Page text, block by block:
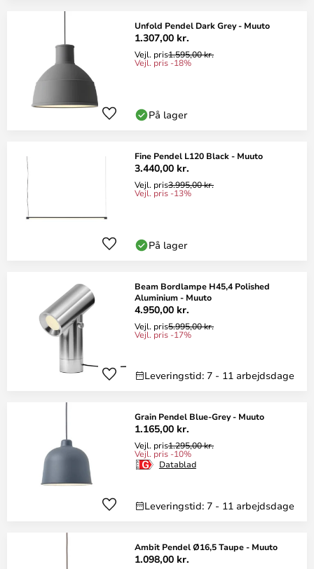
Unfold Pendel Dark Grey - Muuto
1.307,00 kr.
Vejl. pris1.595,00 kr.
Vejl. pris -18%
På lager
Fine Pendel L120 Black - Muuto
3.440,00 kr.
Vejl. pris3.995,00 kr.
Vejl. pris -13%
På lager
Beam Bordlampe H45,4 Polished
Aluminium - Muuto
4.950,00 kr.
Vejl. pris5.995,00 kr.
Vejl. pris -17%
Leveringstid: 7 - 11 arbejdsdage
Grain Pendel Blue-Grey - Muuto
1.165,00 kr.
Vejl. pris1.295,00 kr.
Vejl. pris -10%
Datablad
Leveringstid: 7 - 11 arbejdsdage
Ambit Pendel Ø16,5 Taupe - Muuto
1.098,00 kr.